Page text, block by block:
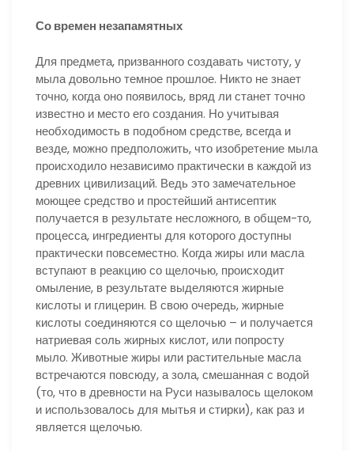
Со времен незапамятных
Для предмета, призванного создавать чистоту, у
мыла довольно темное прошлое. Никто не знает
точно, когда оно появилось, вряд ли станет точно
известно и место его создания. Но учитывая
необходимость в подобном средстве, всегда и
везде, можно предположить, что изобретение мыла
происходило независимо практически в каждой из
древних цивилизаций. Ведь это замечательное
моющее средство и простейший антисептик
получается в результате несложного, в общем-то,
процесса, ингредиенты для которого доступны
практически повсеместно. Когда жиры или масла
вступают в реакцию со щелочью, происходит
омыление, в результате выделяются жирные
кислоты и глицерин. В свою очередь, жирные
кислоты соединяются со щелочью – и получается
натриевая соль жирных кислот, или попросту
мыло. Животные жиры или растительные масла
встречаются повсюду, а зола, смешанная с водой
(то, что в древности на Руси называлось щелоком
и использовалось для мытья и стирки), как раз и
является щелочью.